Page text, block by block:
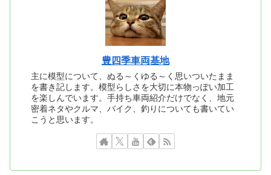
豊四季車両基地
主に模型について、ぬる～くゆる～く思いついたまま
を書き記します。模型らしさを大切に本物っぽい加工
を楽しんでいます。手持ち車両紹介だけでなく、地元
密着ネタやクルマ、バイク、釣りについても書いてい
こうと思います。